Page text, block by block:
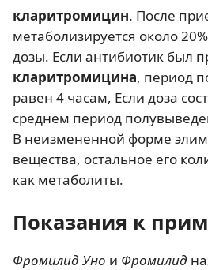
кларитромицин. После
метаболизируется около
дозы. Если антибиотик был
кларитромицина, период
равен 4 часам, Если доза
среднем период
В неизмененной форме
вещества, остальное его
как метаболиты.
Показания к
Фромилид Уно и Фромилид